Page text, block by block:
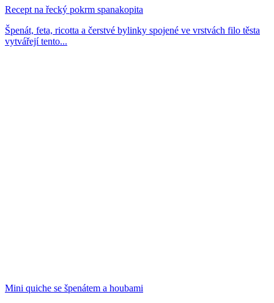
Recept na řecký pokrm spanakopita
Špenát, feta, ricotta a čerstvé bylinky spojené ve vrstvách filo těsta
vytvářejí tento...
Mini quiche se špenátem a houbami